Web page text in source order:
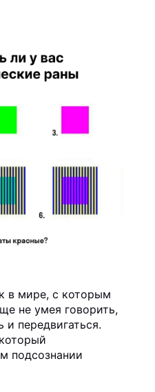
в мире, с которым
не умея говорить,
передвигаться.
подсознании